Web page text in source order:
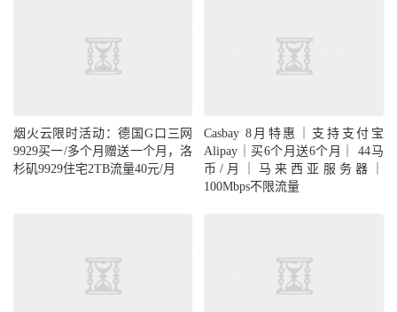
烟火云限时活动：德国G口三网
9929买一/多个月赠送一个月，洛
杉矶9929住宅2TB流量40元/月
Casbay 8月特惠｜支持支付宝
Alipay｜买6个月送6个月｜ 44马
币/月｜马来西亚服务器｜
100Mbps不限流量